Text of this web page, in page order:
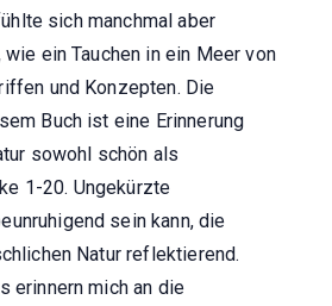
sich manchmal aber
ein Tauchen in ein Meer von
und Konzepten. Die
Buch ist eine Erinnerung
sowohl schön als
1-20. Ungekürzte
sein kann, die
Natur reflektierend.
erinnern mich an die